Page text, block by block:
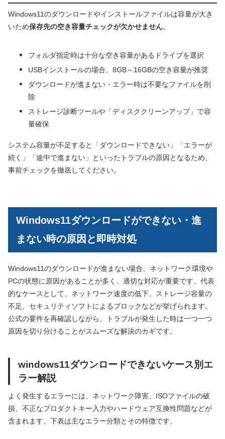
Windows11のダウンロードやインストールファイルは容量が大き
いため保存先の空き容量チェックが欠かせません。
フォルダ指定時は十分な空き容量があるドライブを選択
USBインストールの場合、8GB～16GBの空き容量が推奨
ダウンロードが進まない・エラー時は不要なファイルを削
除
ストレージ診断ツールや「ディスククリーンアップ」で容
量確保
システム容量が不足すると「ダウンロードできない」「エラーが
続く」「途中で進まない」といったトラブルの原因となるため、
事前チェックを徹底してください。
Windows11ダウンロードができない・進
まない時の原因と即時対処
Windows11のダウンロードが進まない場合、ネットワーク環境や
PCの状態に原因があることが多く、適切な対応が重要です。代表
的なケースとして、ネットワーク速度の低下、ストレージ容量の
不足、セキュリティソフトによるブロックなどが挙げられます。
公式の要件を再確認しながら、トラブルが発生した時は一つ一つ
原因を切り分けることがスムーズな解決のカギです。
windows11ダウンロードできないケース別エ
ラー解説
よく発生するエラーには、ネットワーク障害、ISOファイルの破
損、不正なプロダクトキー入力やハードウェア互換性問題などが
含まれます。下表は主なエラー分類とその特徴です。